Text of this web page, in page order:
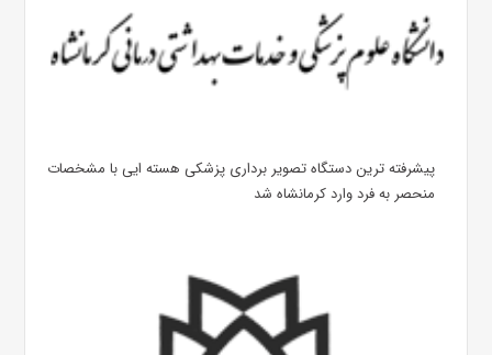
پیشرفته ترین دستگاه تصویر برداری پزشکی هسته ایی با مشخصات
منحصر به فرد وارد کرمانشاه شد